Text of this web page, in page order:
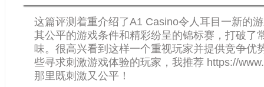
这篇评测着重介绍了A1 Casino令人耳目一新的
其公平的游戏条件和精彩纷呈的锦标赛，打破了
味。很高兴看到这样一个重视玩家并提供竞争优
些寻求刺激游戏体验的玩家，我推荐 https://
那里既刺激又公平！